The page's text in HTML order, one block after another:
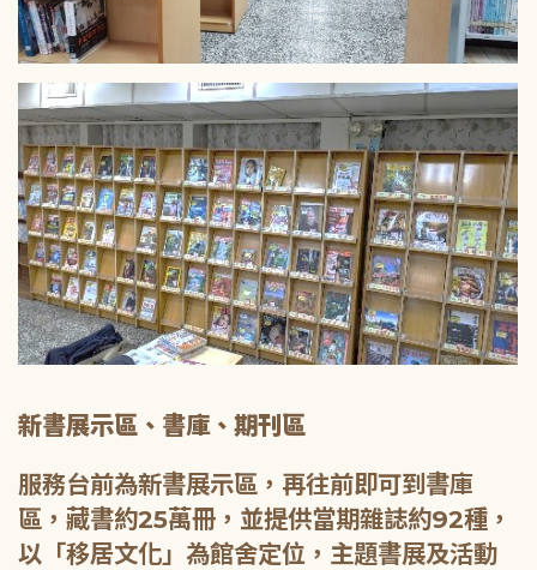
新書展示區、書庫、期刊區
服務台前為新書展示區，再往前即可到書庫
區，藏書約25萬冊，並提供當期雜誌約92種，
以「移居文化」為館舍定位，主題書展及活動